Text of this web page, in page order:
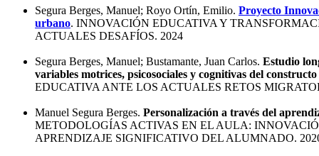
Segura Berges, Manuel; Royo Ortín, Emilio. Proyecto
urbano. INNOVACIÓN EDUCATIVA Y
ACTUALES DESAFÍOS. 2024
Segura Berges, Manuel; Bustamante, Juan Carlos. Estudio
variables motrices, psicosociales y cognitivas del
EDUCATIVA ANTE LOS ACTUALES RETOS
Manuel Segura Berges. Personalización a través del
METODOLOGÍAS ACTIVAS EN EL AULA:
APRENDIZAJE SIGNIFICATIVO DEL ALUMNADO.